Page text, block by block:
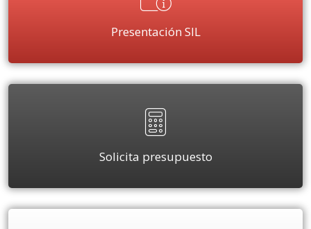
Presentación SIL
Solicita presupuesto